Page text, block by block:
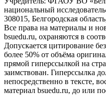
национальный
308015, Белгородская
Все права на материалы и
bsuedu.ru, охраняются в
Допускается цитирование
более 50% от объёма
прямой гиперссылкой на
заимствован. Гиперссылка
непосредственно в тексте,
материал bsuedu.ru, до или